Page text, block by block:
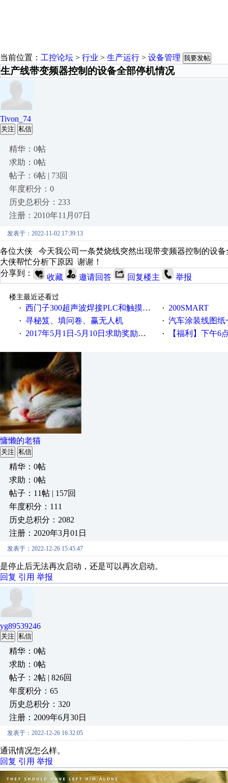
当前位置： 工控论坛 > 行业 > 生产运行 > 设备管理 我要发帖
生产线带变频器控制的设备全部停机情况
Tivon_74
关注 私信
精华：0帖
求助：0帖
帖子：6帖 | 73回
年度积分：0
历史总积分：233
注册：2010年11月07日
发表于：2022-11-02 17:39:13
各位大侠 今天我公司一条焚烧线突然出现带变频器控制的设
大侠帮忙分析下原因 谢谢！
分享到：
收藏 邀请回答 回复楼主 举报
楼主最近还看过
· 西门子300超声波焊接PLC和触摸屏程序 · 200SMART
· 寻秘笈、填问卷、赢无人机 · 汽车涂装线图纸
· 2017年5月1日-5月10日求助奖励发放公告 · 【福利】下午6点论坛大
慵懒的老猫
关注 私信
精华：0帖
求助：0帖
帖子：11帖 | 157回
年度积分：111
历史总积分：2082
注册：2020年3月01日
发表于：2022-12-26 15:45:47
是停止后无法再次启动，还是可以再次启动。
回复 引用 举报
yg89539246
关注 私信
精华：0帖
求助：0帖
帖子：2帖 | 826回
年度积分：65
历史总积分：320
注册：2009年6月30日
发表于：2022-12-26 16:32:05
通讯情况怎么样。
回复 引用 举报